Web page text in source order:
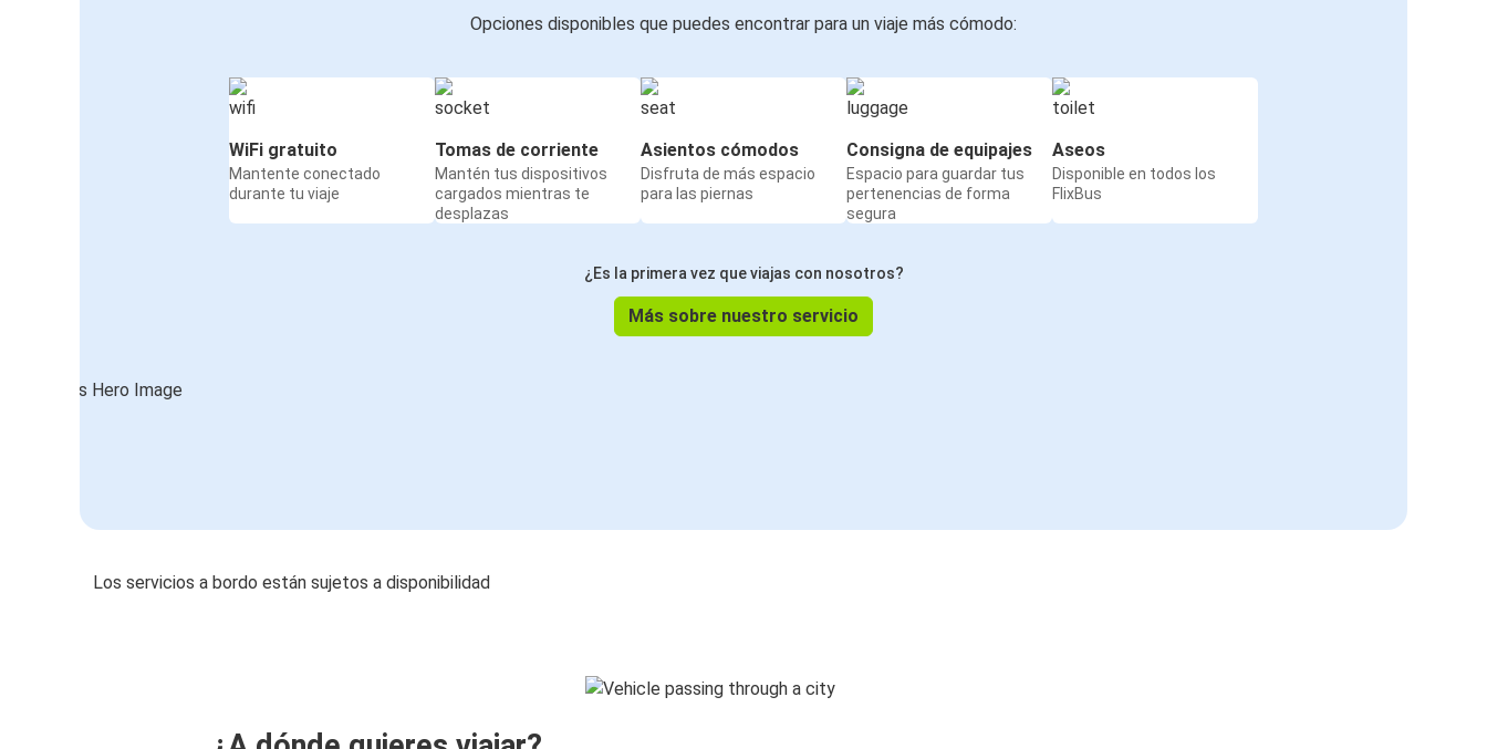
Opciones disponibles que puedes encontrar para un viaje más cómodo:
WiFi gratuito
Mantente conectado
durante tu viaje
Tomas de corriente
Mantén tus dispositivos
cargados mientras te
desplazas
Asientos cómodos
Disfruta de más espacio
para las piernas
Consigna de equipajes
Espacio para guardar tus
pertenencias de forma
segura
Aseos
Disponible en todos los
FlixBus
¿Es la primera vez que viajas con nosotros?
Más sobre nuestro servicio
Los servicios a bordo están sujetos a disponibilidad